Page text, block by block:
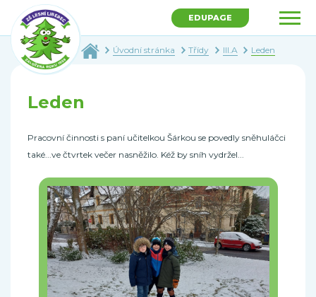
EDUPAGE
Úvodní stránka Třídy III.A Leden
Leden
Pracovní činnosti s paní učitelkou Šárkou se povedly sněhuláčci
také...ve čtvrtek večer nasněžilo. Kéž by sníh vydržel...